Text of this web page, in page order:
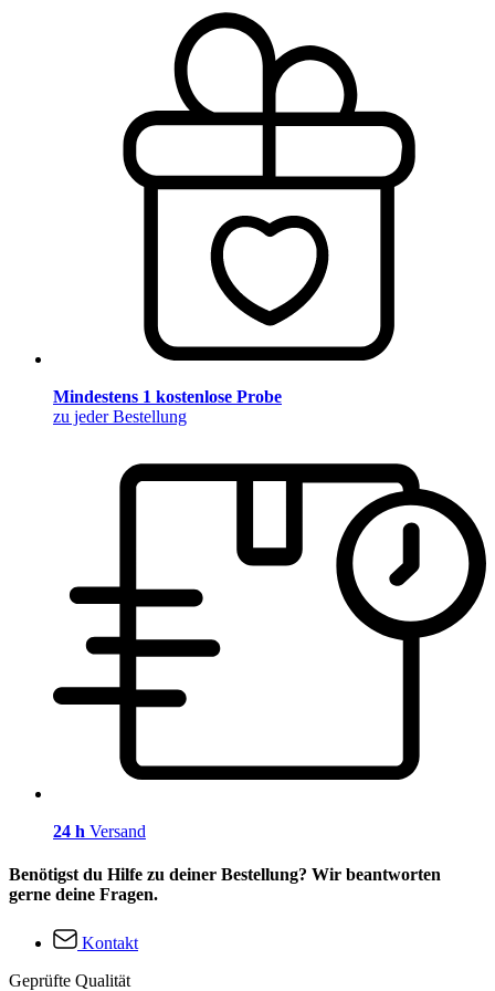
Mindestens 1 kostenlose Probe
zu jeder Bestellung
24 h Versand
Benötigst du Hilfe zu deiner Bestellung? Wir beantworten
gerne deine Fragen.
Kontakt
Geprüfte Qualität